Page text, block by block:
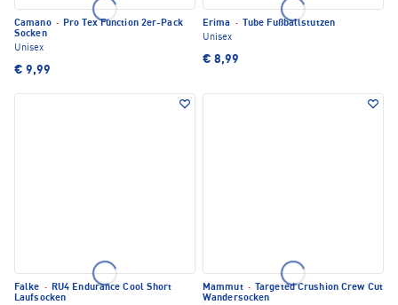
Camano · Pro Tex Function 2er-Pack
Socken
Unisex
€ 9,99
Erima ·
Tube Fußballstutzen
Unisex
€ 8,99
Falke · RU4 Endurance Cool Short
Laufsocken
Mammut ·
Targeted Crushion Crew Cut
Wandersocken